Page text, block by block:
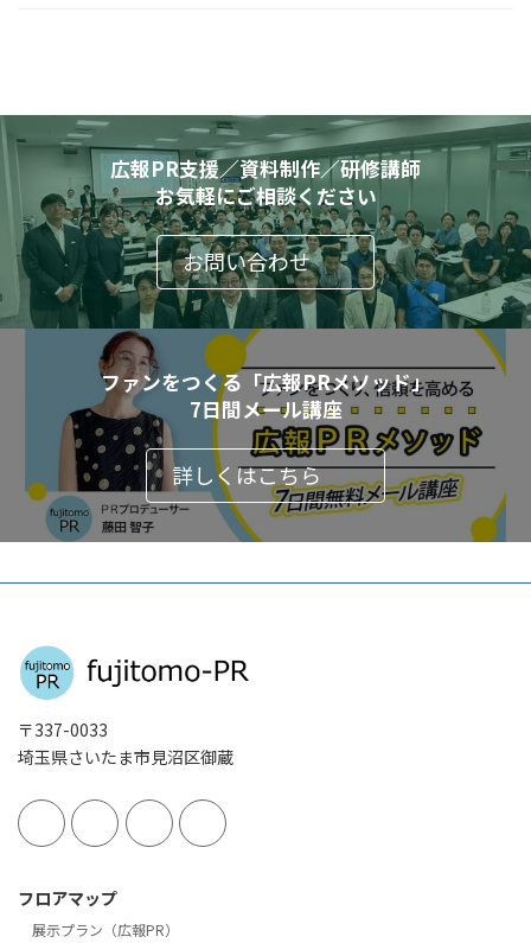
広報PR支援／資料制作／研修講師
お気軽にご相談ください
お問い合わせ
ファンをつくる「広報PRメソッド」
7日間メール講座
詳しくはこちら
〒337-0033
埼玉県さいたま市見沼区御蔵
フロアマップ
展示プラン（広報PR）